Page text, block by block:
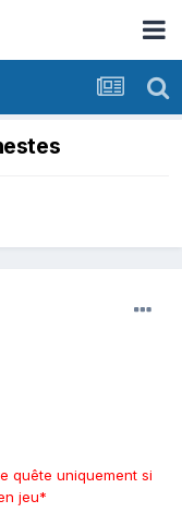
quête uniquement si
jeu*